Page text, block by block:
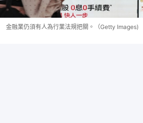
金融業仍須有人為行業法規把關。（Getty Images)